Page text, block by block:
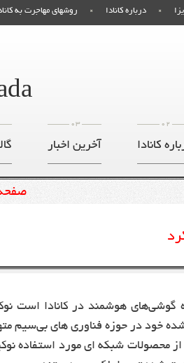
روشهای مهاجرت به درباره کانادا
03
آخرین اخبار
02
کانادا
هوشمند در کانادا است
خود در حوزه فناوری های بی‌سیم
محصولات شبکه ای مورد استفاده